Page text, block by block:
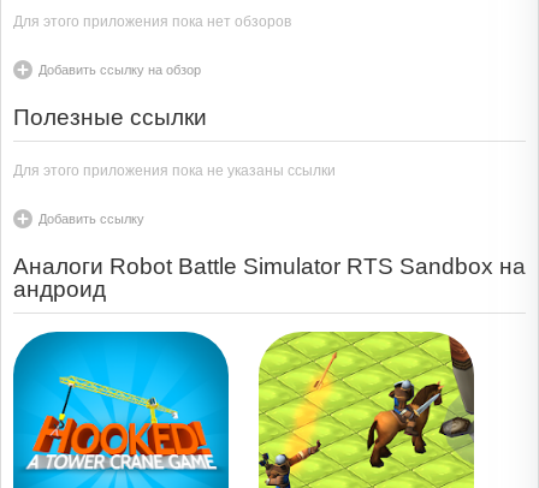
Для этого приложения пока нет обзоров
Добавить ссылку на обзор
Полезные ссылки
Для этого приложения пока не указаны ссылки
Добавить ссылку
Аналоги Robot Battle Simulator RTS Sandbox на
андроид